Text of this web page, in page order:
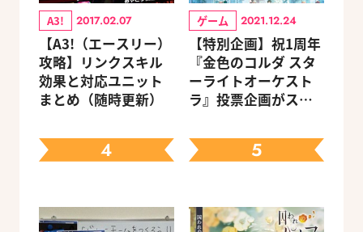
A3! 2017.02.07
【A3!（エースリー）
攻略】リンクスキル
効果と対応ユニット
まとめ（随時更新）
ゲーム 2021.12.24
【特別企画】祝1周年
『金色のコルダ スタ
ーライトオーケスト
ラ』投票企画がスタ
投票やシチュエーシ
ョン別キャラクター
4 5